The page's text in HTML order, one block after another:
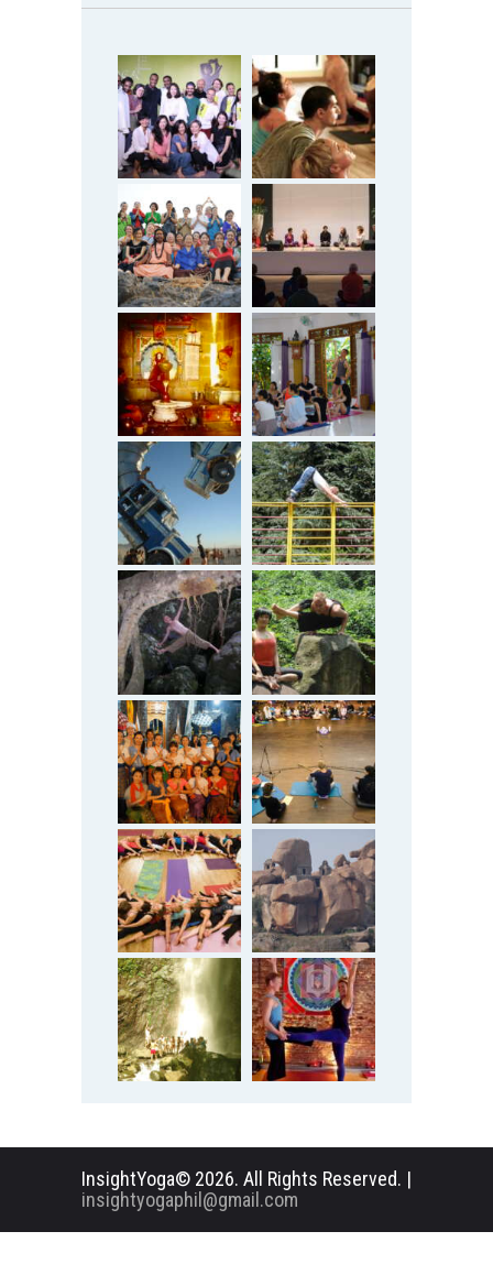
InsightYoga© 2026. All Rights Reserved. |
insightyogaphil@gmail.com